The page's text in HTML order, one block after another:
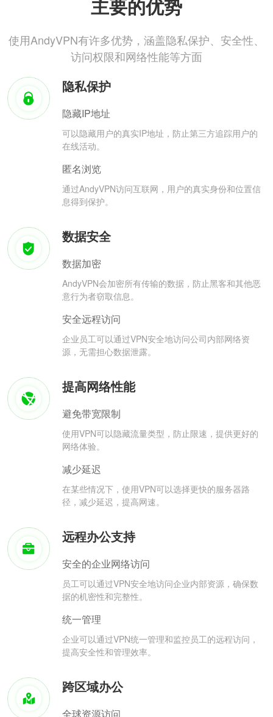
主要的优势
使用AndyVPN有许多优势，涵盖隐私保护、安全性、
访问权限和网络性能等方面
隐私保护
隐藏IP地址
可以隐藏用户的真实IP地址，防止第三方追踪用户的
在线活动。
匿名浏览
通过AndyVPN访问互联网，用户的真实身份和位置信
息得到保护。
数据安全
数据加密
AndyVPN会加密所有传输的数据，防止黑客和其他恶
意行为者窃取信息。
安全远程访问
企业员工可以通过VPN安全地访问公司内部网络资
源，无需担心数据泄露。
提高网络性能
避免带宽限制
使用VPN可以隐藏流量类型，防止限速，提供更好的
网络体验。
减少延迟
在某些情况下，使用VPN可以选择更快的服务器路
径，减少延迟，提高网速。
远程办公支持
安全的企业网络访问
员工可以通过VPN安全地访问企业内部资源，确保数
据的机密性和完整性。
统一管理
企业可以通过VPN统一管理和监控员工的远程访问，
提高安全性和管理效率。
跨区域办公
全球资源访问